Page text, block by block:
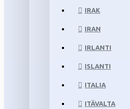
IRAK
IRAN
IRLANTI
ISLANTI
ITALIA
ITÄVALTA